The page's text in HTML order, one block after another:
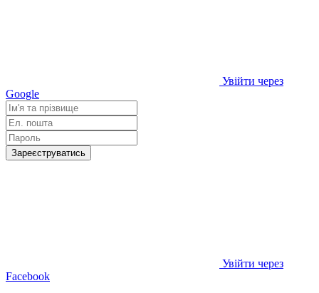
Увійти через
Google
Зареєструватись
Увійти через
Facebook